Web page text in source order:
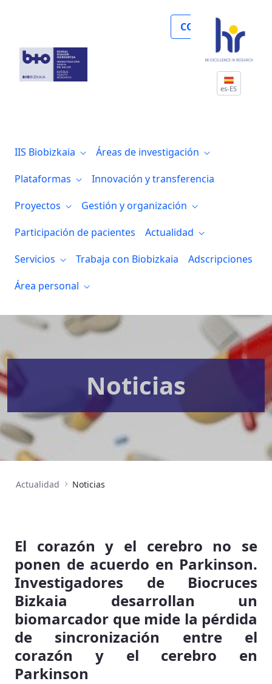
COLABORA
es-ES
IIS Biobizkaia
Áreas de investigación
Plataformas
Innovación y transferencia
Proyectos
Gestión y organización
Participación de pacientes
Actualidad
Servicios
Trabaja con Biobizkaia
Adscripciones
Área personal
Noticias
Actualidad Noticias
El corazón y el cerebro no se
ponen de acuerdo en Parkinson.
Investigadores de Biocruces
Bizkaia desarrollan un
biomarcador que mide la pérdida
de sincronización entre el
corazón y el cerebro en
Parkinson